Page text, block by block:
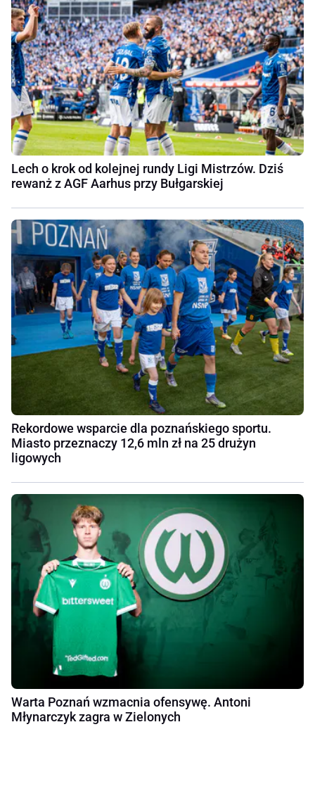
Lech o krok od kolejnej rundy Ligi Mistrzów. Dziś
rewanż z AGF Aarhus przy Bułgarskiej
Rekordowe wsparcie dla poznańskiego sportu.
Miasto przeznaczy 12,6 mln zł na 25 drużyn
ligowych
Warta Poznań wzmacnia ofensywę. Antoni
Młynarczyk zagra w Zielonych